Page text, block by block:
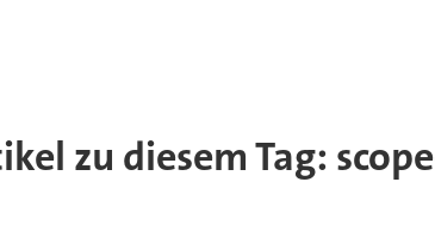
zu diesem Tag: